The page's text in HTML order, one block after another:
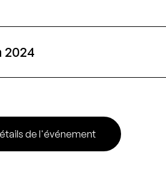
2024
de l'événement